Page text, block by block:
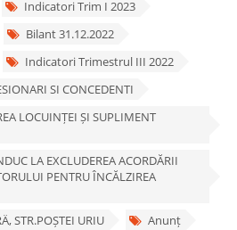
Indicatori Trim I 2023
Bilant 31.12.2022
Indicatori Trimestrul III 2022
SI CONCEDENTI
LOCUINȚEI ȘI SUPLIMENT
LA EXCLUDEREA ACORDĂRII
PENTRU ÎNCĂLZIREA
STR.POȘTEI URIU
Anunț